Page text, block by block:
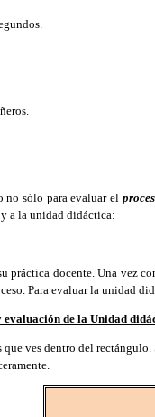
no sólo para evaluar el
a la unidad didáctica:
práctica docente. Una vez
Para evaluar la unidad
de la Unidad
ves dentro del